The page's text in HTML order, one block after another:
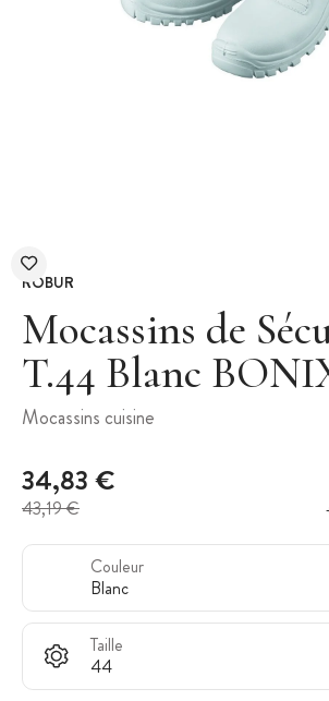
ROBUR
Mocassins de
T.44 Blanc
Mocassins cuisine
34,83 €
43,19 €
Couleur
Blanc
Taille
44